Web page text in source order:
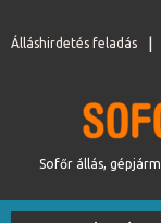
Álláshirdetés feladás
Sofőr állás,